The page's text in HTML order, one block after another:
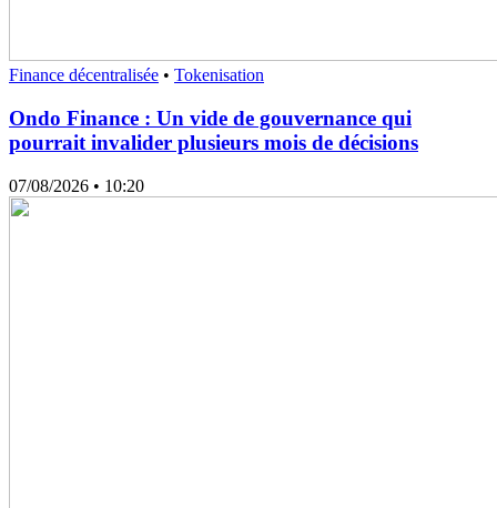
Finance décentralisée • Tokenisation
Ondo Finance : Un vide de gouvernance qui
pourrait invalider plusieurs mois de décisions
07/08/2026 • 10:20